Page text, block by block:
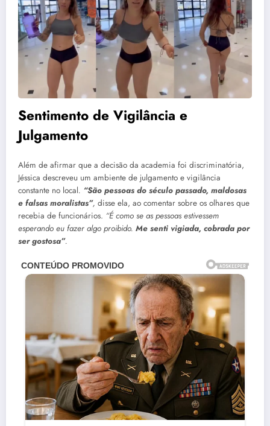
Sentimento de Vigilância e
Julgamento
Além de afirmar que a decisão da academia foi discriminatória,
Jéssica descreveu um ambiente de julgamento e vigilância
constante no local. “São pessoas do século passado, maldosas
e falsas moralistas”, disse ela, ao comentar sobre os olhares que
recebia de funcionários. “É como se as pessoas estivessem
esperando eu fazer algo proibido. Me senti vigiada, cobrada por
ser gostosa”.